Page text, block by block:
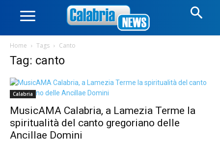
Home Tags Canto
Tag: canto
Calabria
MusicAMA Calabria, a Lamezia Terme la
spiritualità del canto gregoriano delle
Ancillae Domini